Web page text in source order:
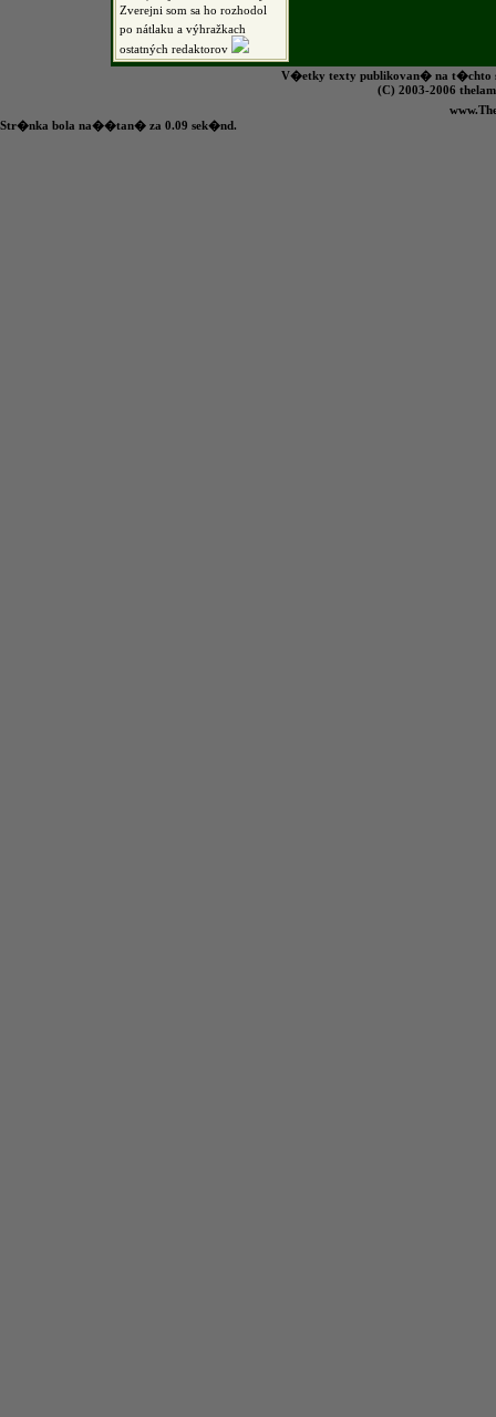
Zverejni som sa ho rozhodol
po nátlaku a výhražkach
ostatných redaktorov
V�etky texty publikovan� na t�chto
(C) 2003-2006
Str�nka bola na��tan� za 0.09 sek�nd.